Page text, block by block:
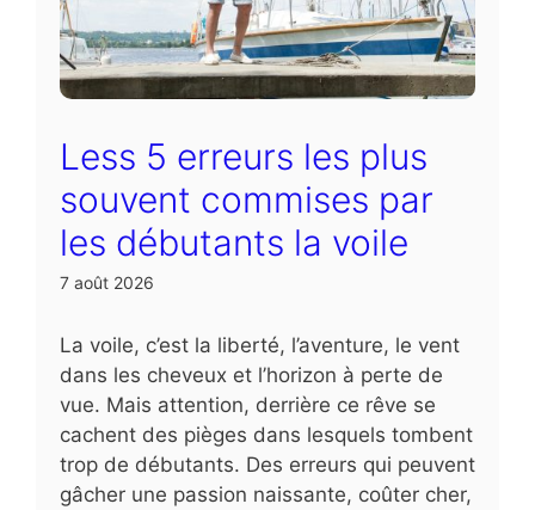
Less 5 erreurs les plus
souvent commises par
les débutants la voile
7 août 2026
La voile, c’est la liberté, l’aventure, le vent
dans les cheveux et l’horizon à perte de
vue. Mais attention, derrière ce rêve se
cachent des pièges dans lesquels tombent
trop de débutants. Des erreurs qui peuvent
gâcher une passion naissante, coûter cher,